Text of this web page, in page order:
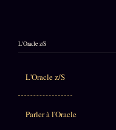
L'Oracle z/S
L'Oracle z/S
Parler à l'Oracle